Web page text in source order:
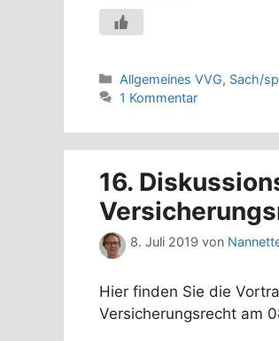
Kategorien
Allgemeines VVG, Sach/
1 Kommentar
16.
8. Juli 2019 von
Hier finden Sie die
Versicherungsrecht am